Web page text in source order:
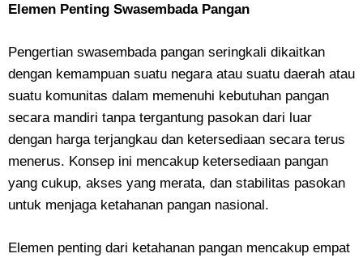
Elemen Penting Swasembada Pangan
Pengertian swasembada pangan seringkali dikaitkan
dengan kemampuan suatu negara atau suatu daerah atau
suatu komunitas dalam memenuhi kebutuhan pangan
secara mandiri tanpa tergantung pasokan dari luar
dengan harga terjangkau dan ketersediaan secara terus
menerus. Konsep ini mencakup ketersediaan pangan
yang cukup, akses yang merata, dan stabilitas pasokan
untuk menjaga ketahanan pangan nasional.
Elemen penting dari ketahanan pangan mencakup empat